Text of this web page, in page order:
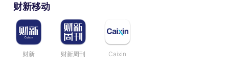
财新移动
财新 财新周刊 Caixin